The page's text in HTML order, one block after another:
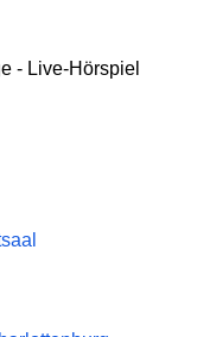
- Live-Hörspiel